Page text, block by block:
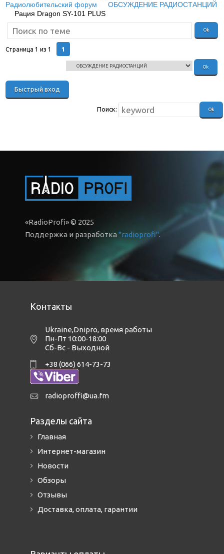
Радиолюбительский форум
ОБСУЖДЕНИЕ РАДИОСТАНЦИЙ
Рация Dragon SY-101 PLUS
Страница1 из1 1
Поиск:
«RadioProfi» © 2025
Поддержка и разработка"radioprofi".
Контакты
Ukraine,Dnipro, время работы
Пн-Пт 10:00-18:00
Сб-Вс - Выходной
+38 (066) 614-73-73
radioproffi@ua.fm
Разделы сайта
Главная
Интернет-магазин
Новости
Обзоры
Отзывы
Доставка, оплата, гарантии